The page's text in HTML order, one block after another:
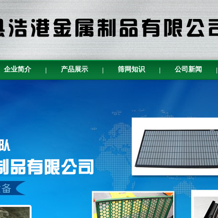
企业简介 | 产品展示 | 筛网知识 | 公司新闻 |